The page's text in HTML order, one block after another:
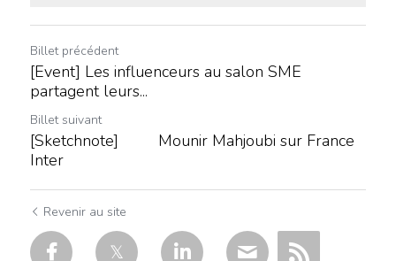
Billet précédent
[Event] Les influenceurs au salon SME
partagent leurs...
Billet suivant
[Sketchnote] Mounir Mahjoubi sur France
Inter
Revenir au site